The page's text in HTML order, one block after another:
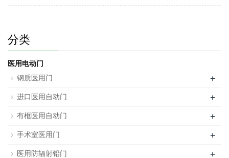
分类
医用电动门
钢质医用门
+
进口医用自动门 +
有框医用自动门 +
手术室医用门 +
医用防辐射铅门 +